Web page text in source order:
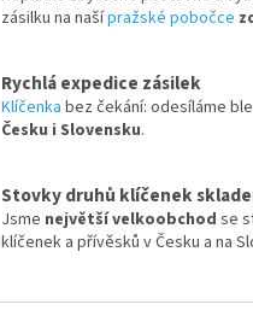
zásilku na našípražské pobočce
Rychlá expedice zásilek
Klíčenka bez čekání: odesíláme
Česku i Slovensku.
Stovky druhů klíčenek
Jsme největší velkoobchod se
klíčenek a přívěsků v Česku a na